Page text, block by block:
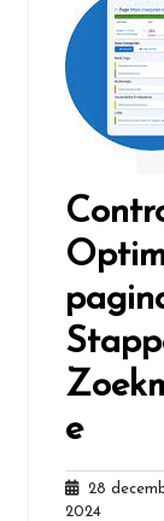
e
28
202428